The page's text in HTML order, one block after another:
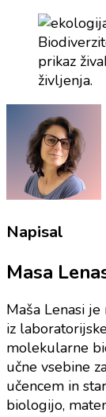
prikaz
življenja.
Napisal
Masa
Maša Lenasi
iz
molekularne
učne vsebine
učencem in
biologijo,